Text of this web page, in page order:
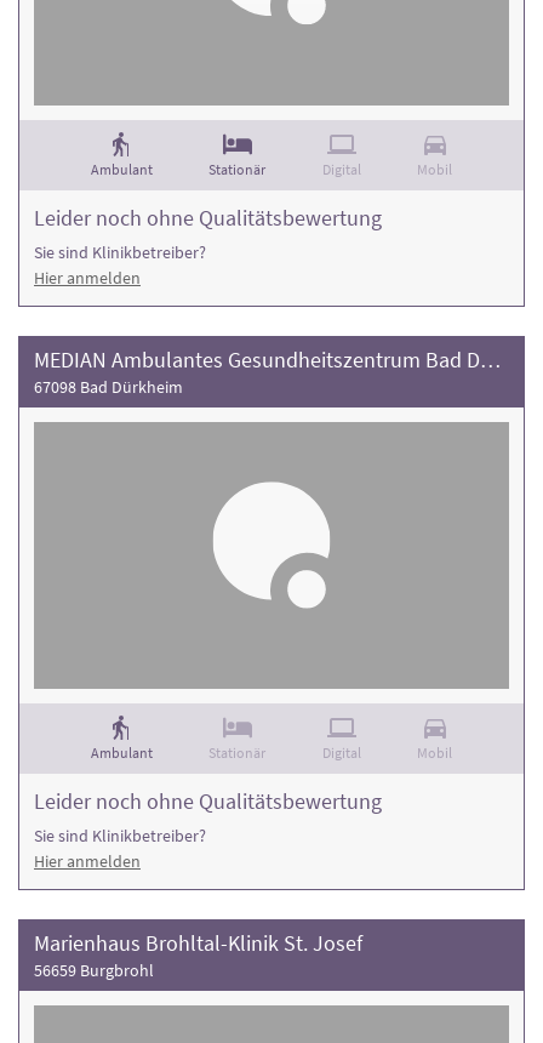
Ambulant Stationär Digital Mobil
Leider noch ohne Qualitätsbewertung
Sie sind Klinikbetreiber?
Hier anmelden
MEDIAN Ambulantes Gesundheitszentrum Bad Dürkheim
67098 Bad Dürkheim
Ambulant Stationär Digital Mobil
Leider noch ohne Qualitätsbewertung
Sie sind Klinikbetreiber?
Hier anmelden
Marienhaus Brohltal-Klinik St. Josef
56659 Burgbrohl